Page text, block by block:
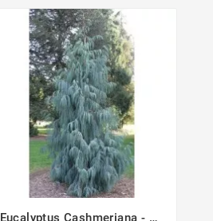
Eucalyptus Cashmeriana - 10